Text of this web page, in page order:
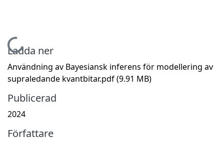
Hämtar...
Ladda ner
Användning av Bayesiansk inferens för modellering av
supraledande kvantbitar.pdf(9.91 MB)
Publicerad
2024
Författare